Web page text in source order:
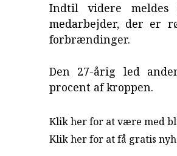
Indtil videre meldes
medarbejder, der er
forbrændinger.
Den 27-årig led
procent af kroppen.
Klik her for at være med
Klik her for at få gratis